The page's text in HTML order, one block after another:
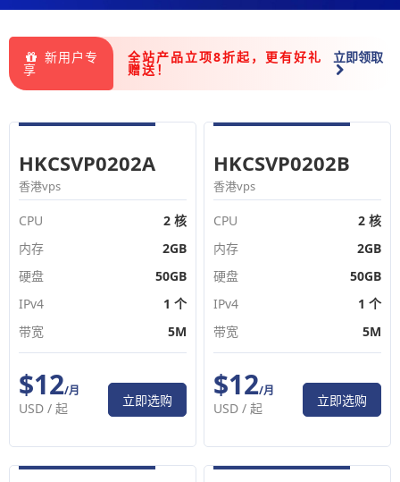
新用户专
享
全站产品立项8折起，更有好礼
赠送！
立即领取
HKCSVP0202A
香港vps
CPU
2 核
内存
2GB
硬盘
50GB
IPv4
1 个
带宽
5M
$12/月
USD /起 立即选购
HKCSVP0202B
香港vps
CPU
2 核
内存
2GB
硬盘
50GB
IPv4
1 个
带宽
5M
$12/月
USD /起 立即选购